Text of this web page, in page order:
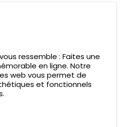
ressemble : Faites une
en ligne. Notre
web vous permet de
et fonctionnels